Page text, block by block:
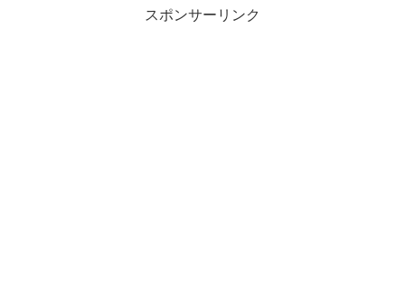
スポンサーリンク